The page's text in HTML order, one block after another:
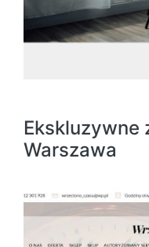
Ekskluzywne
Warszawa